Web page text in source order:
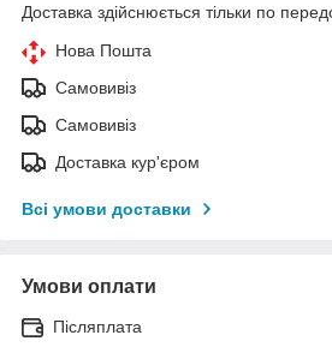
Доставка здійснюється тільки по
Нова Пошта
Самовивіз
Самовивіз
Доставка кур'єром
Всі умови доставки
Умови оплати
Післяплата